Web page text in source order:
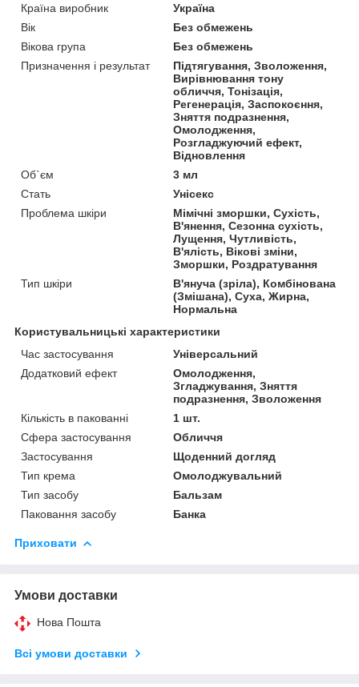
Країна виробник
Україна
Вік
Без обмежень
Вікова група
Без обмежень
Призначення і результат
Підтягування, Зволоження,
Вирівнювання тону
обличчя, Тонізація,
Регенерація, Заспокоєння,
Зняття подразнення,
Омолодження,
Розгладжуючий ефект,
Відновлення
Об`єм
3 мл
Стать
Унісекс
Проблема шкіри
Мімічні зморшки, Сухість,
В'янення, Сезонна сухість,
Лущення, Чутливість,
В'ялість, Вікові зміни,
Зморшки, Роздратування
Тип шкіри
В'януча (зріла), Комбінована
(Змішана), Суха, Жирна,
Нормальна
Користувальницькі характеристики
Час застосування
Універсальний
Додатковий ефект
Омолодження,
Згладжування, Зняття
подразнення, Зволоження
Кількість в пакованні
1 шт.
Сфера застосування
Обличчя
Застосування
Щоденний догляд
Тип крема
Омолоджувальний
Тип засобу
Бальзам
Паковання засобу
Банка
Приховати
Умови доставки
Нова Пошта
Всі умови доставки